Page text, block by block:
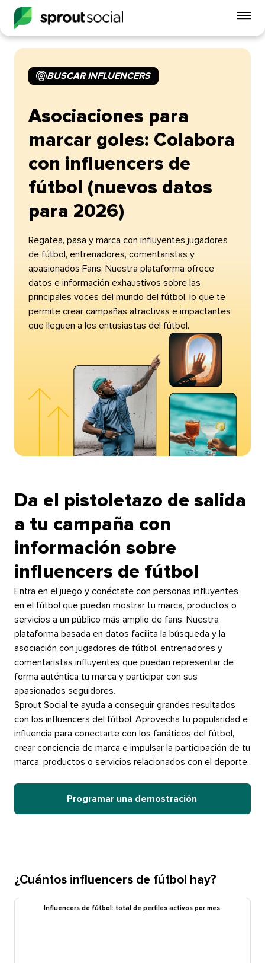
BUSCAR INFLUENCERS​​
Asociaciones para
marcar goles: Colabora
con influencers de
fútbol (nuevos datos
para 2026)​​
Regatea, pasa y marca con influyentes jugadores
de fútbol, entrenadores, comentaristas y
apasionados Fans. Nuestra plataforma ofrece
datos e información exhaustivos sobre las
principales voces del mundo del fútbol, lo que te
permite crear campañas atractivas e impactantes
que lleguen a los entusiastas del fútbol.​​
Da el pistoletazo de salida
a tu campaña con
información sobre
influencers de fútbol​​
Entra en el juego y conéctate con personas influyentes
en el fútbol que puedan mostrar tu marca, productos o
servicios a un público más amplio de fans. Nuestra
plataforma basada en datos facilita la búsqueda y la
asociación con jugadores de fútbol, entrenadores y
comentaristas influyentes que puedan representar de
forma auténtica tu marca y participar con sus
apasionados seguidores.​​
Sprout Social te ayuda a conseguir grandes resultados
con los influencers del fútbol. Aprovecha tu popularidad e
influencia para conectarte con los fanáticos del fútbol,
crear conciencia de marca e impulsar la participación de tu
marca, productos o servicios relacionados con el deporte.​​
Programar una demostración​​
¿Cuántos influencers de fútbol hay?​​
Influencers de fútbol: total de perfiles activos por mes​​